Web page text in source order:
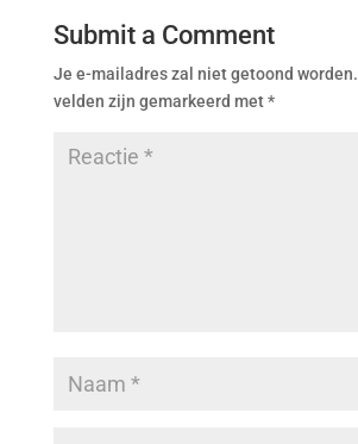
Submit a Comment
Je e-mailadres zal niet getoond worden.
velden zijn gemarkeerd met*